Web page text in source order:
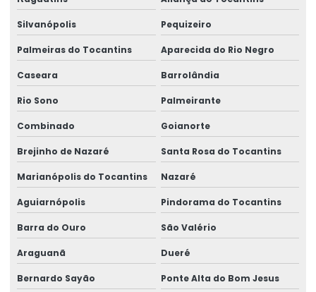
Silvanópolis Pequizeiro
Palmeiras do Tocantins Aparecida do Rio Negro
Caseara Barrolândia
Rio Sono Palmeirante
Combinado Goianorte
Brejinho de Nazaré Santa Rosa do Tocantins
Marianópolis do Tocantins Nazaré
Aguiarnópolis Pindorama do Tocantins
Barra do Ouro São Valério
Araguanã Dueré
Bernardo Sayão Ponte Alta do Bom Jesus